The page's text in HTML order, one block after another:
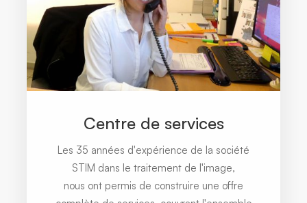
Centre de services
Les 35 années d'expérience de la société
STIM dans le traitement de l'image,
nous ont permis de construire une offre